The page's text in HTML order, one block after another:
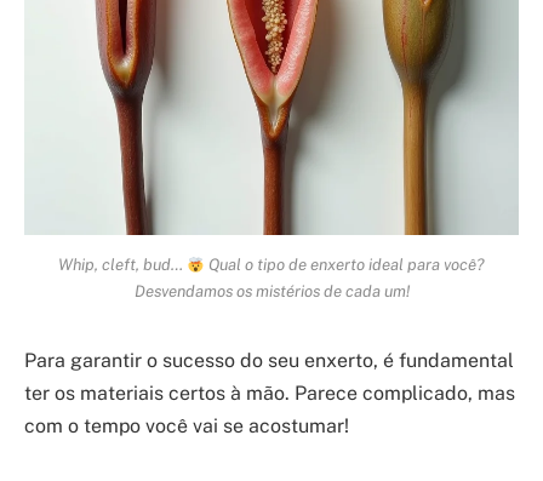
Whip, cleft, bud…
Qual o tipo de enxerto ideal para você?
Desvendamos os mistérios de cada um!
Para garantir o sucesso do seu enxerto, é fundamental
ter os materiais certos à mão. Parece complicado, mas
com o tempo você vai se acostumar!